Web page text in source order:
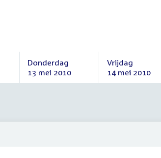
Donderdag
13 mei 2010
Donderdag
Vrijdag
14 mei 2010
Vrijdag